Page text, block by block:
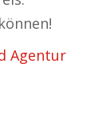
Agentur